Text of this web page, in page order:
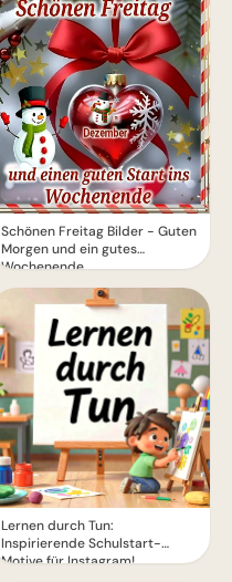
Schönen Freitag Bilder - Guten
Morgen und ein gutes
Wochenende
Lernen durch Tun:
Inspirierende Schulstart-
Motive für Instagram!